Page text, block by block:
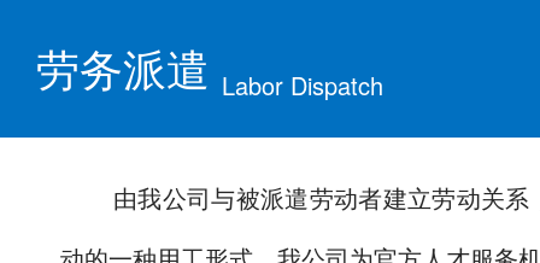
劳务派遣 Labor Dispatch
由我公司与被派遣劳动者建立劳动关系